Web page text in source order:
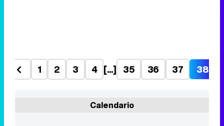
1 2 3 4 [...] 35 36 37 38
Calendario